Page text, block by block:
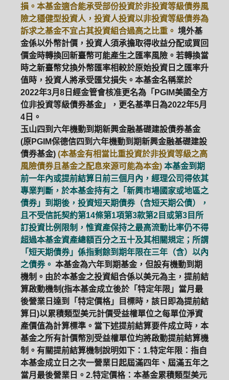
損。本基金適合能承受部份投資於非投資等級債券風
險之穩健型投資人，投資人投資以非投資等級債券為
訴求之基金不宜占其投資組合過高之比重。 境外基
金係以外幣計價，投資人須承擔取得收益分配或買回
價金時轉換回新臺幣可能產生之匯率風險。若轉換當
時之新臺幣兌換外幣匯率相較於原始投資日之匯率升
值時，投資人將承受匯兌損失。本基金名稱業於
2022年3月8日經金管會核准更名為「PGIM美國全方
位非投資等級債券基金」，更名基準日為2022年5月
4日。
玉山四到六年機動到期新興金融基礎建設債券基金
(原PGIM保德信四到六年機動到期新興金融基礎建設
債券基金) (本基金有相當比重投資於非投資等級之高
風險債券且基金之配息來源可能為本金) 本基金到期
前一年內或提前結算日前三個月內，經理公司得依其
專業判斷，於本基金持有之「新興市場國家或地區之
債券」到期後，投資短天期債券（含短天期公債），
且不受信託契約第14條第1項第3款第2目或第3目所
訂投資比例限制，惟資產保持之最高流動比率仍不得
超過本基金資產總額百分之五十及其相關規定；所謂
「短天期債券」係指剩餘到期年限在三年（含）以內
之債券。 本基金為六年到期基金，但設有機動到期
機制。由於本基金之投資組合係以美元為主，提前結
算啟動機制(指本基金成立後於「特定年限」當月最
後營業日達到「特定價格」目標時，該日即為提前結
算日)以累積類型美元計價受益權單位之每單位淨資
產價值為計算標準。當下述提前結算要件成立時，本
基金之所有計價幣別受益權單位均將啟動提前結算機
制。有關提前結算機制說明如下：1.特定年限：指自
本基金成立日之次一營業日起屆滿四年、屆滿五年之
當月最後營業日。2.特定價格：本基金累積類型美元